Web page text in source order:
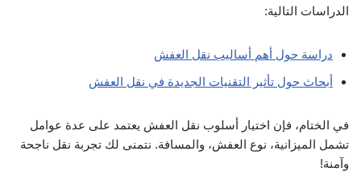
الدراسات التالية:
دراسة حول أهم أساليب نقل العفش
أبحاث حول تأثير التقنيات الجديدة في نقل العفش
في الختام، فإن اختيار أسلوب نقل العفش يعتمد على عدة عوامل
تشمل الميزانية، نوع العفش، والمسافة. نتمنى لك تجربة نقل ناجحة
وآمنة!